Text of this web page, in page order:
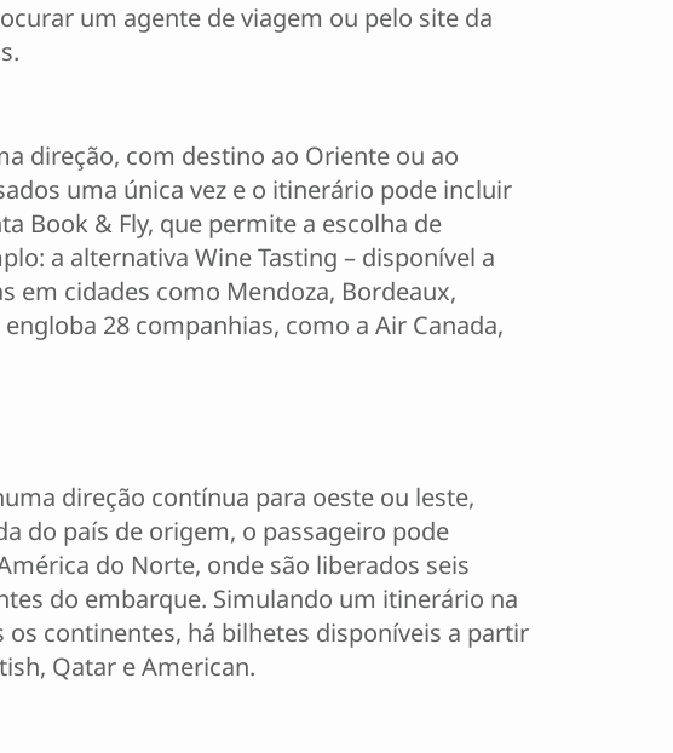
um agente de viagem ou pelo site da
direção, com destino ao Oriente ou ao
uma única vez e o itinerário pode incluir
Book & Fly, que permite a escolha de
a alternativa Wine Tasting – disponível a
em cidades como Mendoza, Bordeaux,
28 companhias, como a Air Canada,
direção contínua para oeste ou leste,
do país de origem, o passageiro pode
do Norte, onde são liberados seis
do embarque. Simulando um itinerário na
continentes, há bilhetes disponíveis a partir
Qatar e American.